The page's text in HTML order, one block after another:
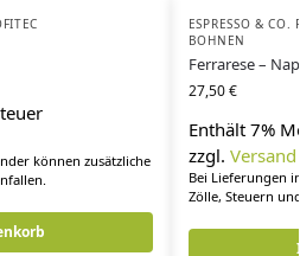
können zusätzliche
ESPRESSO & CO.
BOHNEN
Ferrarese –
27,50€
Enthält 7%
zzgl. Versand
Bei Lieferungen
Zölle, Steuern